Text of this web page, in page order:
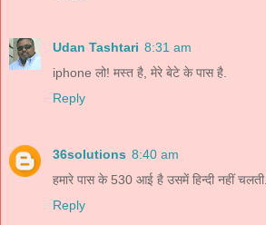
Udan Tashtari 8:31 am
iphone लो! मस्त है, मेरे बेटे के पास है.
Reply
36solutions 8:40 am
हमारे पास के 530 आई है उसमें हिन्‍दी नहीं चलती.
Reply